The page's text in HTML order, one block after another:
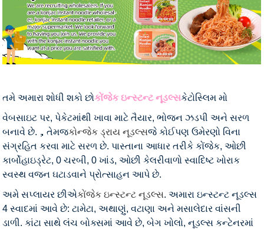
તમે અમારા શોધી શકો છોકોંજેક ઇન્સ્ટન્ટ નૂડલ્સકેટોસ્લિમ મો
વેબસાઇટ પર, પેકેટમાંથી ખાવા માટે તૈયાર, ભોજન ઝડપી અને સરળ
બનાવે છે.，તેમજકોન્જેક ડ્રાય નૂડલ્સજે કોઈપણ ઉમેરણો વિના
સંગ્રહિત કરવા માટે સરળ છે. પાસ્તાના આધાર તરીકે કોંજેક, ઓછી
કાર્બોહાઇડ્રેટ, 0 ચરબી, 0 ખાંડ, ઓછી કેલરીવાળો સ્વાદિષ્ટ ખોરાક
સ્વસ્થ વજન ઘટાડવાને પ્રોત્સાહન આપે છે.
અમે સપ્લાયર છીએકોંજેક ઇન્સ્ટન્ટ નૂડલ્સ. અમારા ઇન્સ્ટન્ટ નૂડલ્સ
4 સ્વાદમાં આવે છે: ટામેટા, અથાણું, વટાણા અને મસાલેદાર વાંસની
ડાળી. કાંટા સાથે લંચ બોક્સમાં આવે છે, બેગ ખોલો, નૂડલ્સ કન્ટેનરમાં